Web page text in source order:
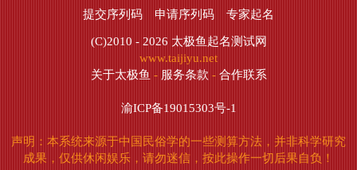
提交序列码 申请序列码 专家起名
(C)2010 - 2026 太极鱼起名测试网
www.taijiyu.net
关于太极鱼 - 服务条款 - 合作联系
渝ICP备19015303号-1
声明：本系统来源于中国民俗学的一些测算方法，并非科学研究
成果，仅供休闲娱乐，请勿迷信，按此操作一切后果自负！